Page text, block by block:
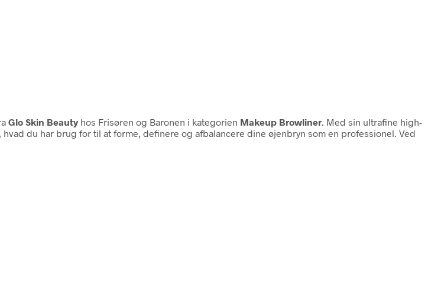
Glo Skin Beautyhos Frisøren og Baronen i kategorien Makeup Browliner . Med sin ultrafine high-
du har brug for til at forme, definere og afbalancere dine øjenbryn som en professionel. Ved